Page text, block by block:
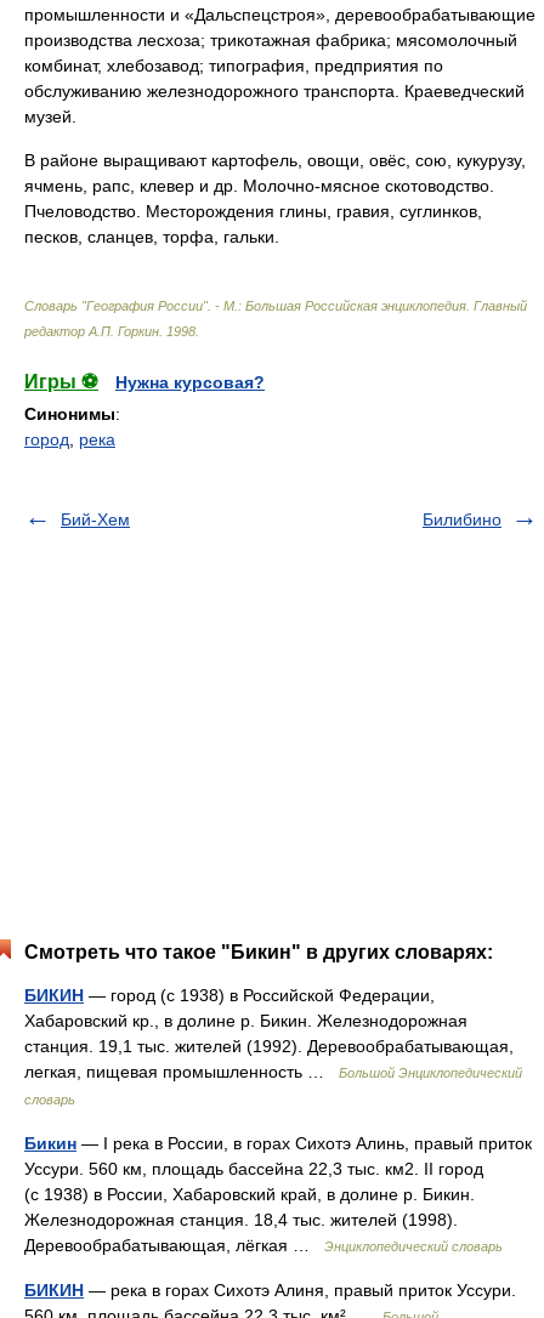
промышленности и «Дальспецстроя», деревообрабатывающие
производства лесхоза; трикотажная фабрика; мясомолочный
комбинат, хлебозавод; типография, предприятия по
обслуживанию железнодорожного транспорта. Краеведческий
музей.
В районе выращивают картофель, овощи, овёс, сою, кукурузу,
ячмень, рапс, клевер и др. Молочно-мясное скотоводство.
Пчеловодство. Месторождения глины, гравия, суглинков,
песков, сланцев, торфа, гальки.
Словарь "География России". - М.: Большая Российская энциклопедия Главный
редактор А.П. Горкин 1998
Игры ⚽
Нужна курсовая?
Синонимы:
город
река
Бий-Хем Билибино
Смотреть что такое "Бикин" в других словарях:
БИКИН — город (с 1938) в Российской Федерации,
Хабаровский кр., в долине р. Бикин. Железнодорожная
станция. 19,1 тыс. жителей (1992). Деревообрабатывающая,
легкая, пищевая промышленность …
Большой Энциклопедический
словарь
Бикин — I река в России, в горах Сихотэ Алинь, правый приток
Уссури. 560 км, площадь бассейна 22,3 тыс. км2. II город
(с 1938) в России, Хабаровский край, в долине р. Бикин.
Железнодорожная станция. 18,4 тыс. жителей (1998).
Деревообрабатывающая, лёгкая …
Энциклопедический словарь
БИКИН — река в горах Сихотэ Алиня, правый приток Уссури.